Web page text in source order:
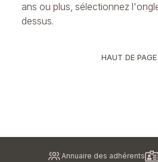
ans ou plus, sélectionnez
dessus.
HAUT DE PAGE
Annuaire des adhérents